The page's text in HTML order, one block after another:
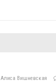
Алиса Вишневская